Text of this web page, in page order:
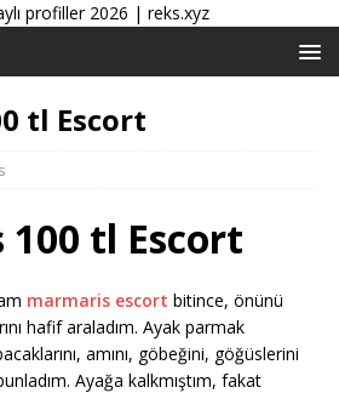
tl Escort
tl Escort
marmaris escort bitince, önünü
hafif araladım. Ayak parmak
amını, göbeğini, göğüslerini
Ayağa kalkmıştım, fakat